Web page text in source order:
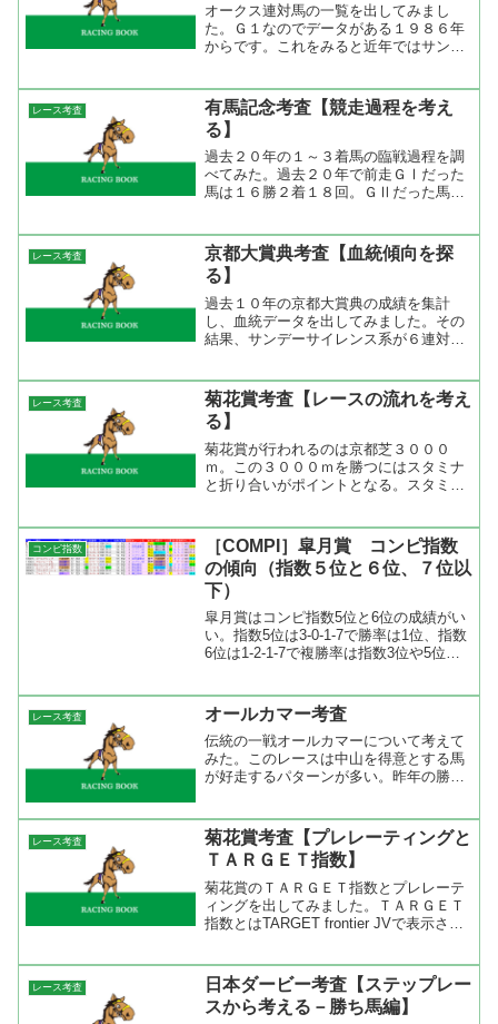
オークス連対馬の一覧を出してみまし
た。Ｇ１なのでデータがある１９８６年
からです。これをみると近年ではサンデ
感じです。特に母父ではNorther...
レース考査
有馬記念考査【競走過程を考え
る】
過去２０年の１～３着馬の臨戦過程を調
べてみた。過去２０年で前走ＧⅠだった
馬は１６勝２着１８回。ＧⅡだった馬は
ースになると前走はＧⅠに出てくるよう
な馬でないと厳しいだろう...
レース考査
京都大賞典考査【血統傾向を探
る】
過去１０年の京都大賞典の成績を集計
し、血統データを出してみました。その
結果、サンデーサイレンス系が６連対、
Northern Dancer系はテイエムオペ...
レース考査
菊花賞考査【レースの流れを考え
る】
菊花賞が行われるのは京都芝３０００
ｍ。この３０００ｍを勝つにはスタミナ
と折り合いがポイントとなる。スタミナ
を読んで欲しい。で、折り合いだが菊花
賞の過去２２年の１０００ｍ...
コンピ指数
［COMPI］皐月賞 コンピ指数
の傾向（指数５位と６位、７位以
下）
皐月賞はコンピ指数5位と6位の成績がい
い。指数5位は3-0-1-7で勝率は1位、指数
6位は1-2-1-7で複勝率は指数3位や5位と
と（ディーマジェスティ、ゴールドシ
ッ...
レース考査 オールカマー考査
伝統の一戦オールカマーについて考えて
みた。このレースは中山を得意とする馬
が好走するパターンが多い。昨年の勝ち
回。２００７～２００９年まで３連覇し
たマツリダゴッホは中山で８...
レース考査
菊花賞考査【プレレーティングと
ＴＡＲＧＥＴ指数】
菊花賞のＴＡＲＧＥＴ指数とプレレーテ
ィングを出してみました。ＴＡＲＧＥＴ
指数とはTARGET frontier JVで表示され
じ意味です。また、表に出ているＺＩ値
は前走...
レース考査
日本ダービー考査【ステップレー
スから考える－勝ち馬編】